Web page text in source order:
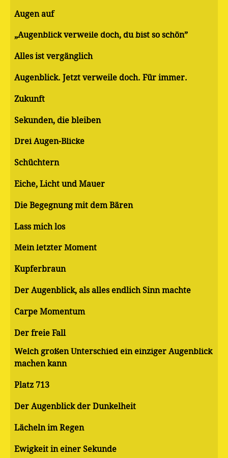
Augen auf
„Augenblick verweile doch, du bist so schön”
Alles ist vergänglich
Augenblick. Jetzt verweile doch. Für immer.
Zukunft
Sekunden, die bleiben
Drei Augen-Blicke
Schüchtern
Eiche, Licht und Mauer
Die Begegnung mit dem Bären
Lass mich los
Mein letzter Moment
Kupferbraun
Der Augenblick, als alles endlich Sinn machte
Carpe Momentum
Der freie Fall
Welch großen Unterschied ein einziger Augenblick
machen kann
Platz 713
Der Augenblick der Dunkelheit
Lächeln im Regen
Ewigkeit in einer Sekunde